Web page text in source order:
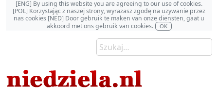
[ENG] By using this website you are agreeing to our use of cookies.
[POL] Korzystając z naszej strony, wyrażasz zgodę na używanie przez
nas cookies [NED] Door gebruik te maken van onze diensten, gaat u
akkoord met ons gebruik van cookies.
OK